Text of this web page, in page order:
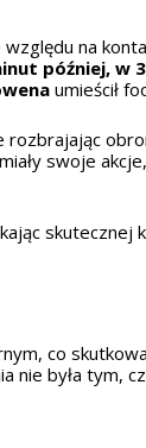
na
później, w
umieścił
swoje
skutecznej
co
była tym,